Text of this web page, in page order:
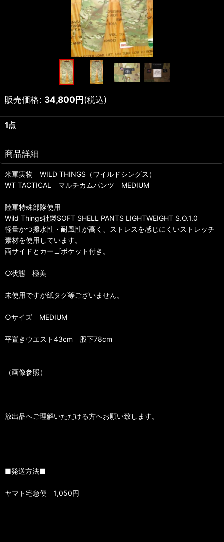
販売価格: 34,800円(税込)
1点
商品詳細
米軍実物 WILD THINGS（ワイルドシングス）
WT TACTICAL マルチカムパンツ MEDIUM
陸軍特殊部隊使用
Wild Things社製SOFT SHELL PANTS LIGHTWEIGHT S.O.1.0
軽量かつ撥水性・耐風性が高く、ストレスを感じにくいストレッチ
素材を使用しています。
両サイドとカーゴポケット付き。
○状態 極美
未使用ですが紙タグ等ございません。
○サイズ MEDIUM
平置きウエスト43cm 股下78cm
（画像参照）
放出品へご理解いただける方へお願い致します。
■発送方法■
ヤマト宅急便 1,050円